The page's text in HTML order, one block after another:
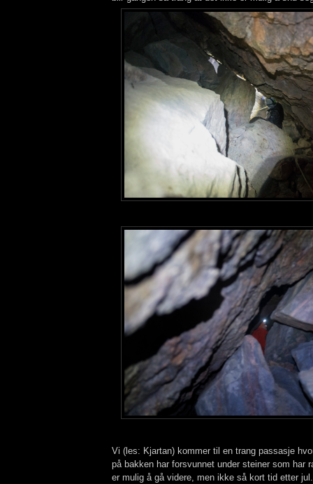
Vi (les: Kjartan) kommer til en trang passasje
på bakken har forsvunnet under steiner som har
er mulig å gå videre, men ikke så kort tid etter